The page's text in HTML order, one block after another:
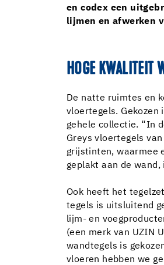
en codex een
lijmen en afwerken
HOGE KWALITEIT
De natte ruimtes en
vloertegels. Gekozen
gehele collectie. “In
Greys vloertegels
grijstinten, waarmee
geplakt aan de
Ook heeft het
tegels is uitsluitend
lijm- en
(een merk van UZIN
wandtegels is
vloeren hebben we